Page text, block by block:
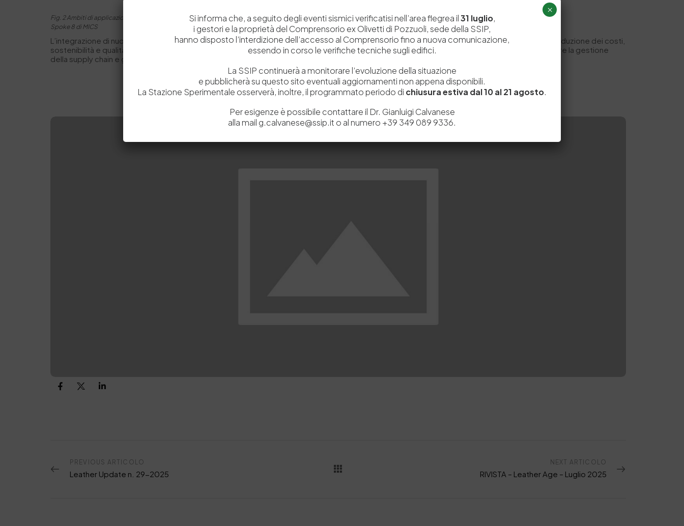
Fig. 2 Ambiti di applicazione di approcci AI nello
Spoke 8 di MICS
L’integrazione di nuove tecnologie quali AI, IoT, Blockchain e Robotica nella filiera delle pelli sembrerebbe offrire benefici concreti in termini di riduzione dei costi,
sostenibilità e qualità del prodotto finale. Grazie a queste innovazioni, i manager del settore possono ottimizzare i processi produttivi, migliorare la gestione
della supply chain e garantire la conformità agli standard ambientali.
PREVIOUS ARTICOLO
Leather Update n. 29-2025
NEXT ARTICOLO
RIVISTA – Leather Age – Luglio 2025
Si informa che, a seguito degli eventi sismici verificatisi nell’area flegrea il31 luglio,
i gestori e la proprietà del Comprensorio ex Olivetti di Pozzuoli, sede della SSIP,
hanno disposto l’interdizione dell’accesso al Comprensorio fino a nuova comunicazione,
essendo in corso le verifiche tecniche sugli edifici.
La SSIP continuerà a monitorare l’evoluzione della situazione
e pubblicherà su questo sito eventuali aggiornamenti non appena disponibili.
La Stazione Sperimentale osserverà, inoltre, il programmato periodo di chiusura estiva dal 10 al 21 agosto.
Per esigenze è possibile contattare il Dr. Gianluigi Calvanese
alla mail g.calvanese@ssip.it o al numero +39 349 089 9336.
×